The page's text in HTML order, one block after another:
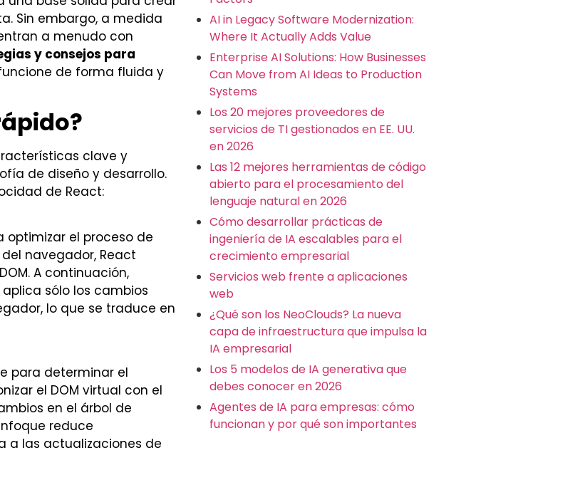
Sin embargo, a medida
a menudo con
y consejos para
de forma fluida y
clave y
de diseño y desarrollo.
de React:
optimizar el proceso de
navegador, React
A continuación,
sólo los cambios
lo que se traduce en
para determinar el
el DOM virtual con el
en el árbol de
reduce
a las actualizaciones de
AI in Legacy Software Modernization:
Where It Actually Adds Value
Enterprise AI Solutions: How Businesses
Can Move from AI Ideas to Production
Systems
Los 20 mejores proveedores de
servicios de TI gestionados en EE. UU.
en 2026
Las 12 mejores herramientas de código
abierto para el procesamiento del
lenguaje natural en 2026
Cómo desarrollar prácticas de
ingeniería de IA escalables para el
crecimiento empresarial
Servicios web frente a aplicaciones
web
¿Qué son los NeoClouds? La nueva
capa de infraestructura que impulsa la
IA empresarial
Los 5 modelos de IA generativa que
debes conocer en 2026
Agentes de IA para empresas: cómo
funcionan y por qué son importantes